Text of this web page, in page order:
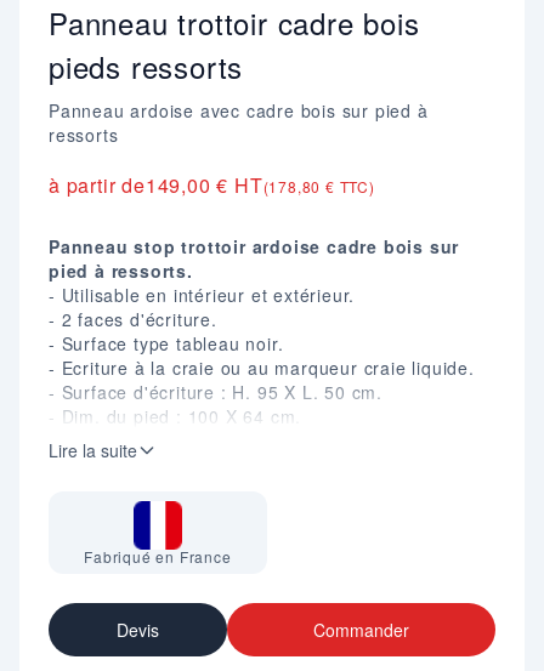
Panneau trottoir cadre bois
pieds ressorts
Panneau ardoise avec cadre bois sur pied à
ressorts
à partir de149,00 € HT(178,80 € TTC)
Panneau stop trottoir ardoise cadre bois sur
pied à ressorts.
- Utilisable en intérieur et extérieur.
- 2 faces d'écriture.
- Surface type tableau noir.
- Ecriture à la craie ou au marqueur craie liquide.
- Surface d'écriture : H. 95 X L. 50 cm.
- Dim. du pied : 100 X 64 cm.
- Cadre bois teinté : 7 coloris au choix.
- Poids : 13,5 Kg.
Lire la suite
Fabriqué en France
Devis Commander